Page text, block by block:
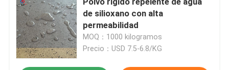
de silioxano con alta
permeabilidad
MOQ：1000 kilogramos
Precio：USD 7.5-6.8/KG